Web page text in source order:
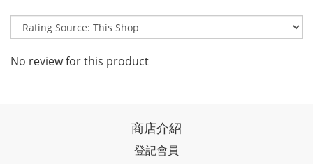
No review for this product
商店介紹
登記會員